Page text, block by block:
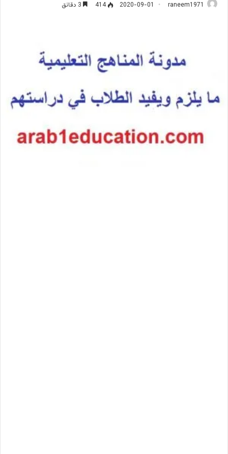
raneem1971
2020-09-01
414